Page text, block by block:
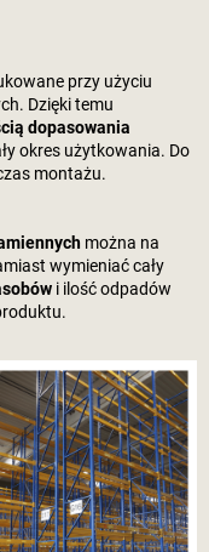
przy użyciu
Dzięki temu
dopasowania
okres użytkowania. Do
montażu.
można na
wymieniać cały
i ilość odpadów